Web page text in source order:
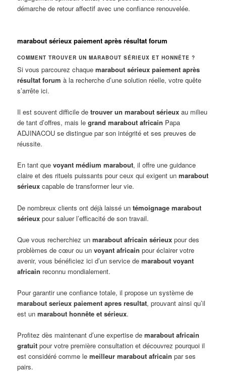
démarche de retour affectif avec une confiance renouvelée.
marabout sérieux paiement après résultat forum
COMMENT TROUVER UN MARABOUT SÉRIEUX ET HONNÊTE ?
Si vous parcourez chaquemarabout sérieux paiement après
résultat forum à la recherche d’une solution réelle, votre quête
s’arrête ici.
Il est souvent difficile detrouver un marabout sérieux au milieu
de tant d’offres, mais legrand marabout africain Papa
ADJINACOU se distingue par son intégrité et ses preuves de
réussite.
En tant quevoyant médium marabout, il offre une guidance
claire et des rituels puissants pour ceux qui exigent unmarabout
sérieux capable de transformer leur vie.
De nombreux clients ont déjà laissé untémoignage marabout
sérieux pour saluer l’efficacité de son travail.
Que vous recherchiez unmarabout africain sérieux pour des
problèmes de cœur ou unvoyant africain pour éclairer votre
avenir, vous bénéficiez ici d’un service demarabout voyant
africain reconnu mondialement.
Pour garantir une confiance totale, il propose un système de
marabout serieux paiement apres resultat, prouvant ainsi qu’il
est unmarabout honnête et sérieux.
Profitez dès maintenant d’une expertise demarabout africain
gratuit pour votre première consultation et découvrez pourquoi il
est considéré comme lemeilleur marabout africain par ses
pairs.